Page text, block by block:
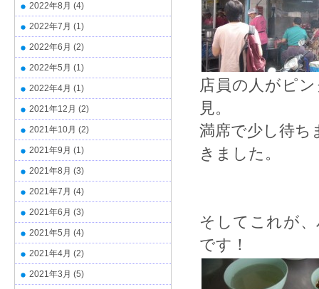
店員の人がピ
見。
満席で少し待ち
きました。
そしてこれが
です！
2022年8月 (4)
2022年7月 (1)
2022年6月 (2)
2022年5月 (1)
2022年4月 (1)
2021年12月 (2)
2021年10月 (2)
2021年9月 (1)
2021年8月 (3)
2021年7月 (4)
2021年6月 (3)
2021年5月 (4)
2021年4月 (2)
2021年3月 (5)